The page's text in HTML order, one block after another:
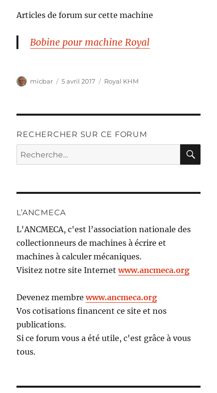
Articles de forum sur cette machine
Bobine pour machine Royal
Auteur
micbar
Publié
5 avril 2017 Catégories
Royal KHM
RECHERCHER SUR CE FORUM
Recherche
pour :
L’ANCMECA
L'ANCMECA, c'est l’association nationale des
collectionneurs de machines à écrire et
machines à calculer mécaniques.
Visitez notre site Internetwww.ancmeca.org
Devenez membrewww.ancmeca.org
Vos cotisations financent ce site et nos
publications.
Si ce forum vous a été utile, c'est grâce à vous
tous.